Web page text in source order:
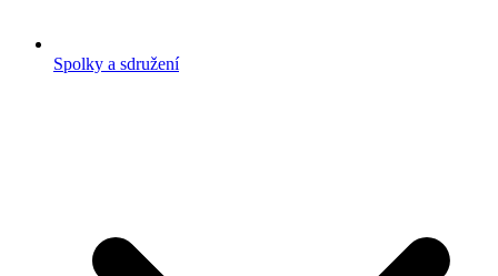
Spolky a sdružení